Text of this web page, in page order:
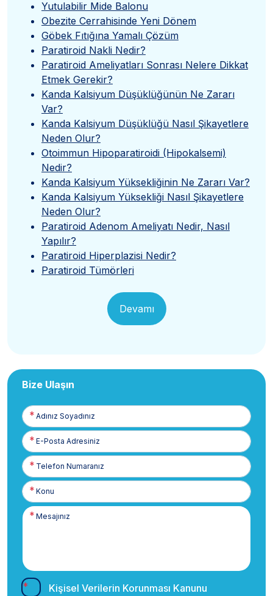
Yutulabilir Mide Balonu
Obezite Cerrahisinde Yeni Dönem
Göbek Fıtığına Yamalı Çözüm
Paratiroid Nakli Nedir?
Paratiroid Ameliyatları Sonrası Nelere Dikkat
Etmek Gerekir?
Kanda Kalsiyum Düşüklüğünün Ne Zararı
Var?
Kanda Kalsiyum Düşüklüğü Nasıl Şikayetlere
Neden Olur?
Otoimmun Hipoparatiroidi (Hipokalsemi)
Nedir?
Kanda Kalsiyum Yüksekliğinin Ne Zararı Var?
Kanda Kalsiyum Yüksekliği Nasıl Şikayetlere
Neden Olur?
Paratiroid Adenom Ameliyatı Nedir, Nasıl
Yapılır?
Paratiroid Hiperplazisi Nedir?
Paratiroid Tümörleri
Devamı
Bize Ulaşın
Adınız
Soyadınız
E-
Posta
Telefon
Numaranız
Kişisel Verilerin Korunması Kanunu